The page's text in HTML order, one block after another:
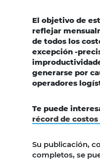
El objetivo de
reflejar
de todos los
excepción -
generarse por
operadores
Te puede
récord de
Su publicación,
completos, se